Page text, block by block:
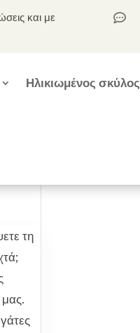
και με

Ηλικιωμένος σκύλος
τη